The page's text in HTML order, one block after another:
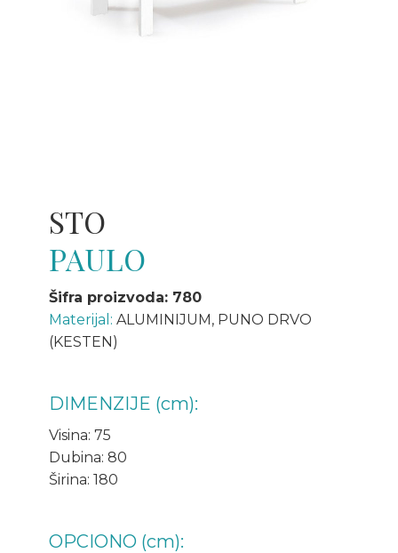
STO
PAULO
Šifra proizvoda: 780
Materijal: ALUMINIJUM, PUNO DRVO
(KESTEN)
DIMENZIJE (cm):
Visina: 75
Dubina: 80
Širina: 180
OPCIONO (cm):